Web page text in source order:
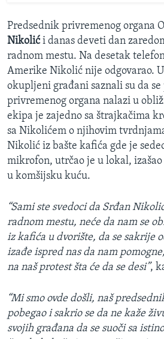
Predsednik privremenog organa
Nikolići danas deveti dan
radnom mestu. Na desetak
Amerike Nikolić nije odgovarao.
okupljeni građani saznali su da
privremenog organa nalazi u
ekipa je zajedno sa štrajkačima
sa Nikolićem o njihovim
Nikolić iz bašte kafića gde je
mikrofon, utrčao je u lokal,
u komšijsku kuću.
“Sami ste svedoci da Srđan
radnom mestu, neće da nam se
iz kafića u dvorište, da se sakrije
izađe ispred nas da nam
na naš protest šta će da se desi”,
“Mi smo ovde došli, naš
pobegao i sakrio se da ne kaže
svojih građana da se suoči sa